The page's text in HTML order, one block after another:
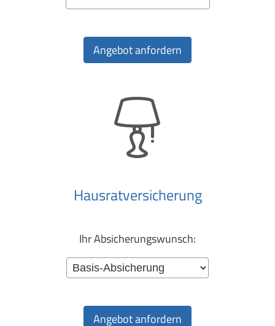
Haus­rat­ver­si­che­rung
Ihr Ab­si­che­rungs­wunsch: